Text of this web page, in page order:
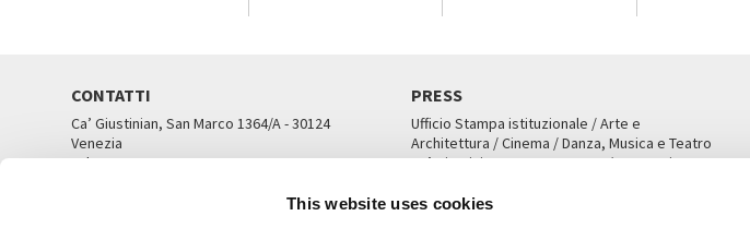
This website uses cookies
CONTATTI
Ca’ Giustinian, San Marco 1364/A - 30124
Venezia
Tel. 041 5218711
PRESS
Ufficio Stampa istituzionale / Arte e
Architettura / Cinema / Danza, Musica e Teatro
Ca’ Giustinian, San Marco 1364/A, Venezia
UFFICI STAMPA